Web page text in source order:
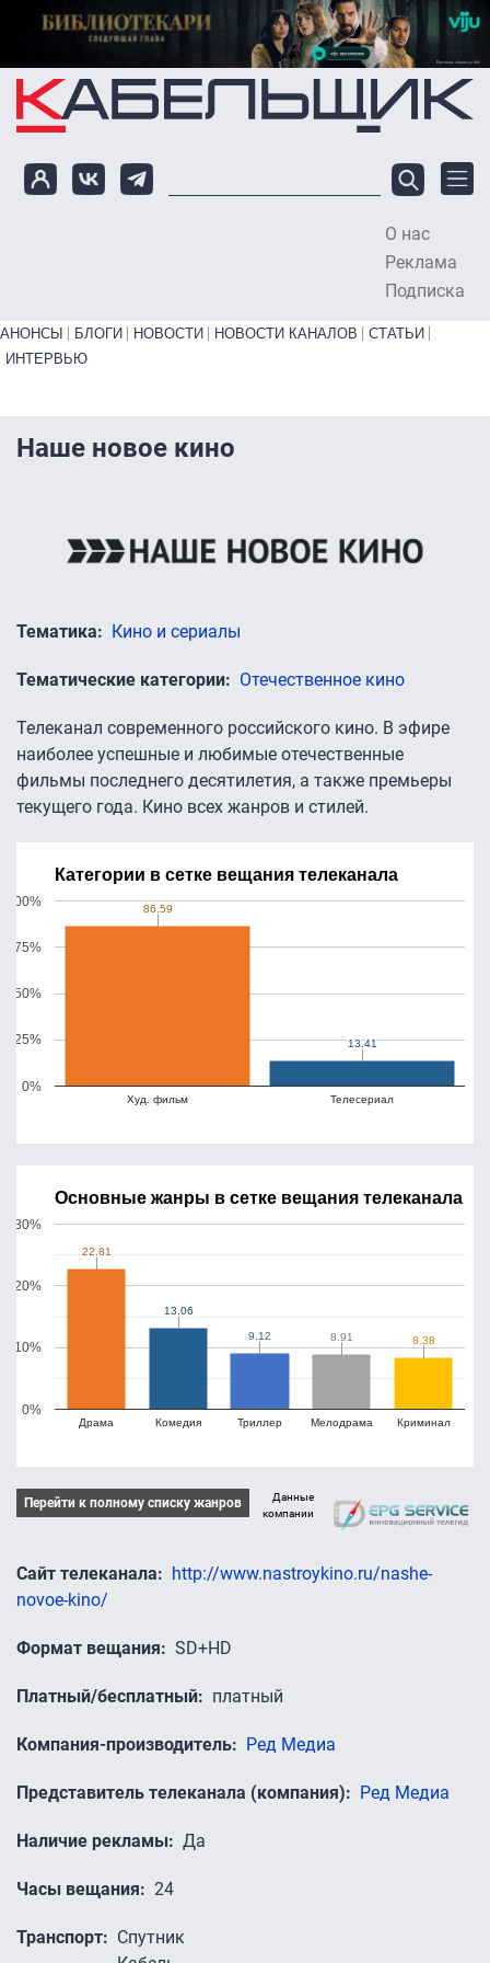
Перейти к основному содержанию
О нас
Реклама
Подписка
Primary links bottom
АНОНСЫ БЛОГИ НОВОСТИ НОВОСТИ КАНАЛОВ
СТАТЬИ
ИНТЕРВЬЮ
Наше новое кино
Тематика Кино и сериалы
Тематические категории Отечественное кино
Телеканал современного российского кино. В эфире
наиболее успешные и любимые отечественные
фильмы последнего десятилетия, а также премьеры
текущего года. Кино всех жанров и стилей.
Категории в сетке вещания телеканала
Худ. фильм Телесериал
0%
25%
50%
75%
100% 86.59
86.59
13.41
13.41
Основные жанры в сетке вещания телеканала
Драма Комедия Триллер Мелодрама Криминал
0%
10%
20%
30%
22.81
22.81
13.06
13.06
9.12
9.12 8.91
8.91 8.38
8.38
Перейти к полному списку жанров
Данные
компании
Сайт телеканала
http://www.nastroykino.ru/nashe-
novoe-kino/
Формат вещания SD+HD
Платный/бесплатный платный
Компания-производитель Ред Медиа
Представитель телеканала (компания) Ред Медиа
Наличие рекламы Да
Часы вещания 24
Транспорт
Спутник